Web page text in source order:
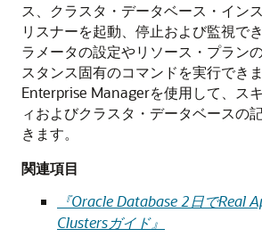
ス、クラスタ・データベース・イン
リスナーを起動、停止および監視で
ラメータの設定やリソース・プラン
スタンス固有のコマンドを実行でき
Enterprise Managerを使用して、ス
ィおよびクラスタ・データベースの
きます。
関連項目
『Oracle Database 2日でReal
Clustersガイド』